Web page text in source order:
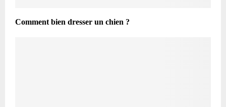
Comment bien dresser un chien ?